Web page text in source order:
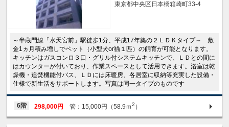
東京都中央区日本橋箱崎町33-4
～半蔵門線「水天宮前」駅徒歩1分、平成17年築の２ＬＤＫタイプ～ 敷
金1ヵ月積み増しでペット（小型犬or猫１匹）の飼育が可能となります。
キッチンはガスコンロ３口・グリル付システムキッチンで、ＬＤとの間に
はカウンターが付いており、作業スペースとして活用できます。浴室は乾
燥機・追焚機能付バス、ＬＤには床暖房、各居室に収納等充実した設備・
仕様で新生活をサポートします。写真は同一タイプのものです
6階 298,000円 管：15,000円（58.9ｍ2 ）